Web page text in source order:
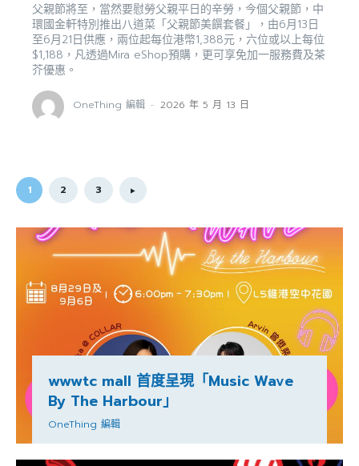
父親節將至，當然要慰勞父親平日的辛勞，今個父親節，中
環國金軒特別推出八道菜「父親節美饌套餐」，由6月13日
至6月21日供應，兩位起每位港幣1,388元，六位或以上每位
$1,188，凡透過Mira eShop預購，更可享免加一服務費及茶
芥優惠。
OneThing 編輯 - 2026 年 5 月 13 日
1 2 3
wwwtc mall 首度呈現「Music Wave
By The Harbour」
OneThing 編輯